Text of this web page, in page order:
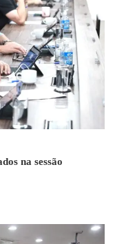
na sessão